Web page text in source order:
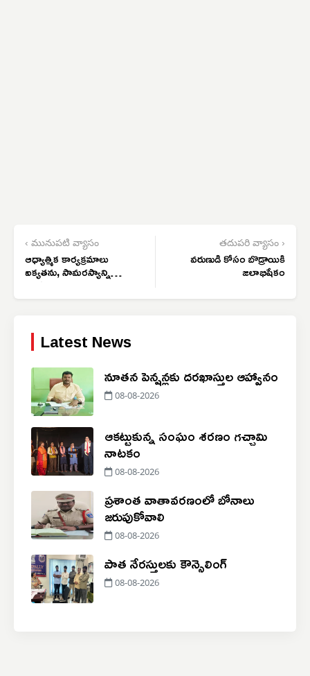
‹ మునుపటి వ్యాసం
ఆధ్యాత్మిక కార్యక్రమాలు
ఐక్యతను, సామరస్యాన్ని
పెంపొందిస్తాయి
తదుపరి వ్యాసం ›
వరుణుడి కోసం బొడ్రాయికి
జలాభిషేకం
Latest News
నూతన పెన్షన్లకు దరఖాస్తుల ఆహ్వానం
08-08-2026
ఆకట్టుకున్న సంఘం శరణం గచ్చామి
నాటకం
08-08-2026
ప్రశాంత వాతావరణంలో బోనాలు
జరుపుకోవాలి
08-08-2026
పాత నేర‌స్తుల‌కు కౌన్సెలింగ్‌
08-08-2026